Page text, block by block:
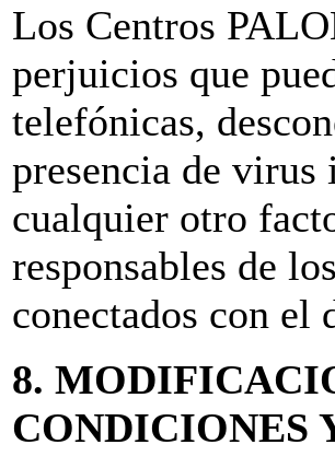
Los Centros
perjuicios que
telefónicas,
presencia de
cualquier otro
responsables de
conectados con el
8.
CONDICIONES